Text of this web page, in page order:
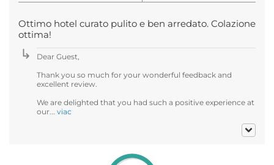
Ottimo hotel curato pulito e ben arredato. Colazione
ottima!
Dear Guest,
Thank you so much for your wonderful feedback and
excellent review.
We are delighted that you had such a positive experience at
our... viac